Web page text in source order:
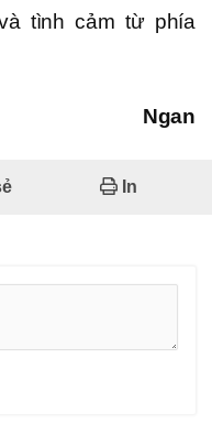
tình cảm từ phía
Ngan
In